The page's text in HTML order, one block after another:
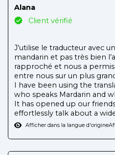
Alana
Client vérifié
J’utilise le traducteur avec
mandarin et pas très bien
rapproché et nous a
entre nous sur un plus
I have been using the
who speaks Mardarin and
It has opened up our
effortlessly talk about a
Afficher dans la langue d'origine